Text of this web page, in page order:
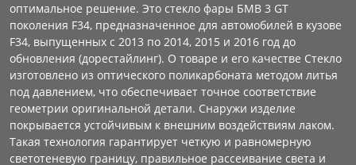
оптимальное решение. Это стекло фары БМВ 3 GT
поколения F34, предназначенное для автомобилей в кузове
F34, выпущенных с 2013 по 2014, 2015 и 2016 год до
обновления (дорестайлинг). О товаре и его качестве Стекло
изготовлено из оптического поликарбоната методом литья
под давлением, что обеспечивает точное соответствие
геометрии оригинальной детали. Снаружи изделие
покрывается устойчивым к внешним воздействиям лаком.
Такая технология гарантирует четкую и равномерную
светотеневую границу, правильное рассеивание света и